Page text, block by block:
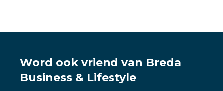
Word ook vriend van Breda
Business & Lifestyle